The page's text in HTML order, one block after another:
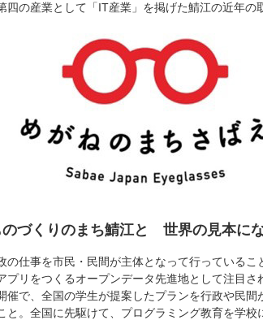
四の産業として「IT産業」を掲げた鯖江の近年の
づくりのまち鯖江と 世界の見本に
の仕事を市民・民間が主体となって行っているこ
プリをつくるオープンデータ先進地として注目さ
催で、全国の学生が提案したプランを行政や民間
と。全国に先駆けて、プログラミング教育を学校